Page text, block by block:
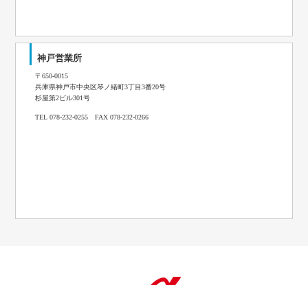
神戸営業所
〒650-0015
兵庫県神戸市中央区琴ノ緒町3丁目3番20号
杉屋第2ビル301号
TEL 078-232-0255 FAX 078-232-0266